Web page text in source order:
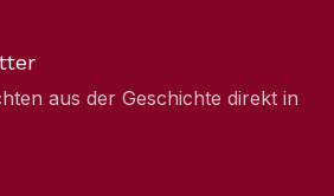
aus der Geschichte direkt in